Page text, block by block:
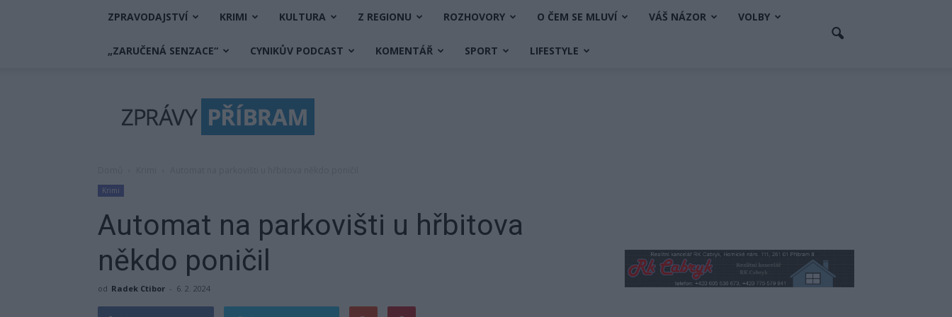
ZPRAVODAJSTVÍ KRIMI KULTURA Z REGIONU ROZHOVORY O ČEM SE MLUVÍ VÁŠ NÁZOR VOLBY
„ZARUČENÁ SENZACE“ CYNIKŮV PODCAST KOMENTÁŘ SPORT LIFESTYLE
Příbram
Krimi
Automat na parkovišti u hřbitova
někdo poničil
od Radek Ctibor - 6. 2. 2024